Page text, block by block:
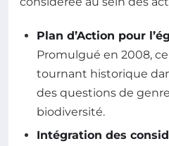
Plan d’Action pour
Promulgué en 2008,
tournant historique
des questions de
biodiversité.
Intégration des